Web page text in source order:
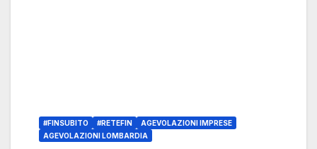
#FINSUBITO #RETEFIN
AGEVOLAZIONI IMPRESE
AGEVOLAZIONI LOMBARDIA